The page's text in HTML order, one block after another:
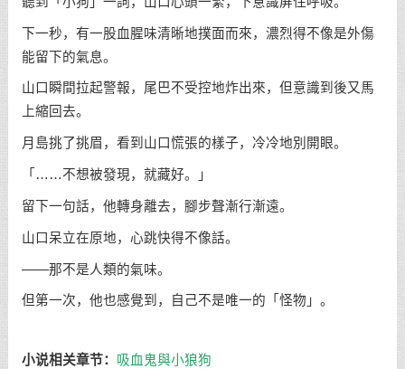
下一秒，有一股血腥味清晰地撲面而來，濃烈得不像是外傷
能留下的氣息。
山口瞬間拉起警報，尾巴不受控地炸出來，但意識到後又馬
上縮回去。
月島挑了挑眉，看到山口慌張的樣子，冷冷地別開眼。
「……不想被發現，就藏好。」
留下一句話，他轉身離去，腳步聲漸行漸遠。
山口呆立在原地，心跳快得不像話。
——那不是人類的氣味。
但第一次，他也感覺到，自己不是唯一的「怪物」。
小说相关章节： 吸血鬼與小狼狗